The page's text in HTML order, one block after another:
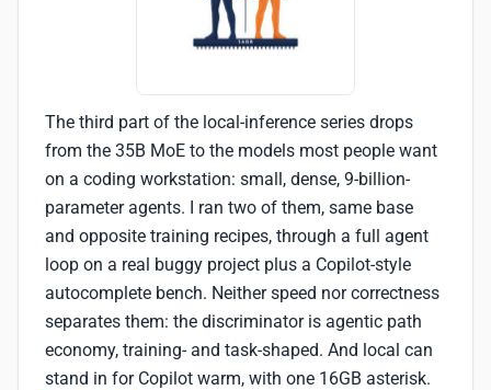
The third part of the local-inference series drops
from the 35B MoE to the models most people want
on a coding workstation: small, dense, 9-billion-
parameter agents. I ran two of them, same base
and opposite training recipes, through a full agent
loop on a real buggy project plus a Copilot-style
autocomplete bench. Neither speed nor correctness
separates them: the discriminator is agentic path
economy, training- and task-shaped. And local can
stand in for Copilot warm, with one 16GB asterisk.